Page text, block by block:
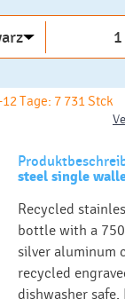
Tage: 7 731 Stck
steel single
Recycled
bottle with a
silver aluminum
recycled
dishwasher safe.